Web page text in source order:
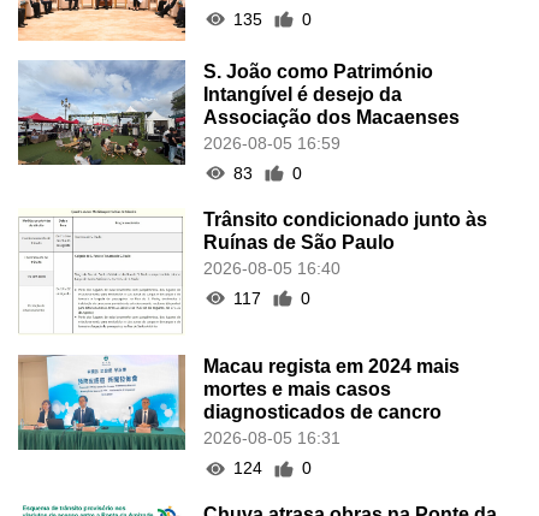
135
0
S. João como Património
Intangível é desejo da
Associação dos Macaenses
2026-08-05 16:59
83
0
Trânsito condicionado junto às
Ruínas de São Paulo
2026-08-05 16:40
117
0
Macau regista em 2024 mais
mortes e mais casos
diagnosticados de cancro
2026-08-05 16:31
124
0